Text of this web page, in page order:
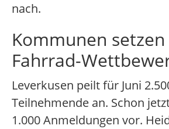
nach.
Kommunen
Fahrrad-
Leverkusen peilt für Juni
Teilnehmende an. Schon
1.000 Anmeldungen vor.